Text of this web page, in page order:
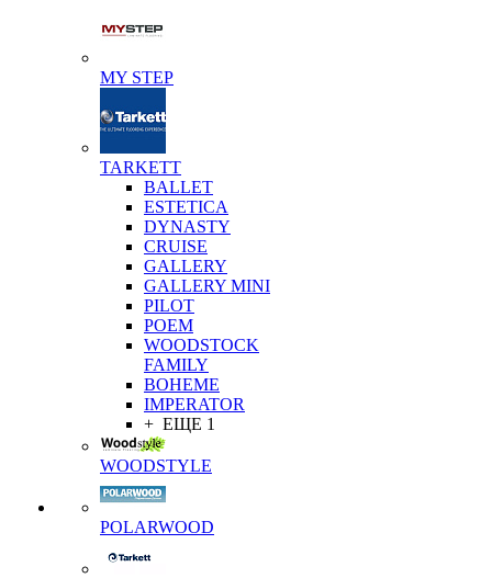
MY STEP
TARKETT
BALLET
ESTETICA
DYNASTY
CRUISE
GALLERY
GALLERY MINI
PILOT
POEM
WOODSTOCK
FAMILY
BOHEME
IMPERATOR
+ ЕЩЕ 1
WOODSTYLE
POLARWOOD